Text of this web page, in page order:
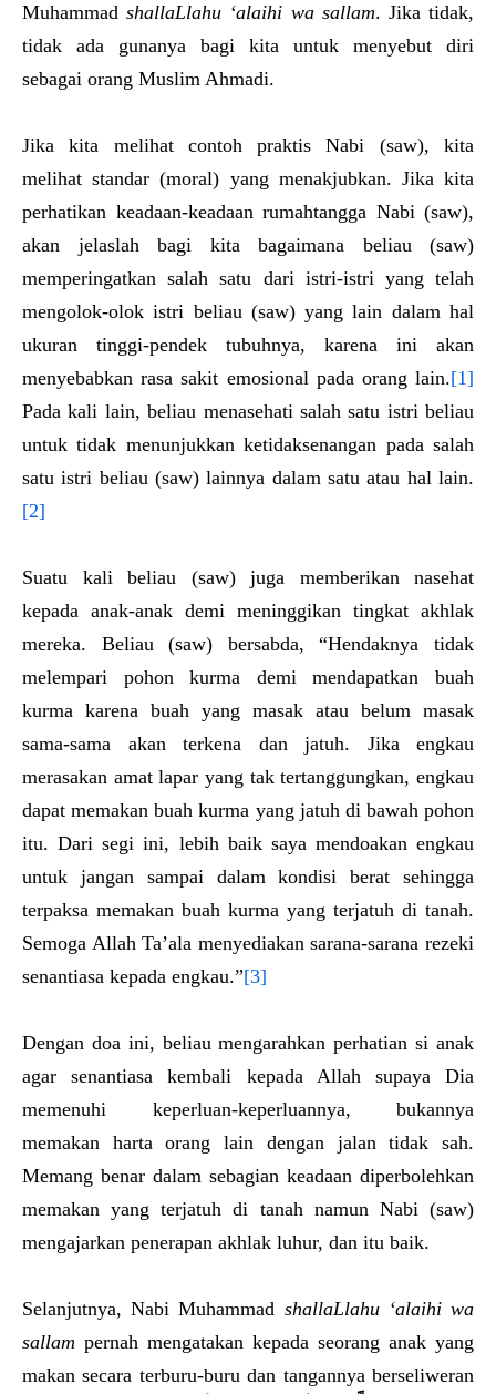
MuhammadshallaLlahu ‘alaihi wa sallam. Jika tidak,
tidak ada gunanya bagi kita untuk menyebut diri
sebagai orang Muslim Ahmadi.
Jika kita melihat contoh praktis Nabi (saw), kita
melihat standar (moral) yang menakjubkan. Jika kita
perhatikan keadaan-keadaan rumahtangga Nabi (saw),
akan jelaslah bagi kita bagaimana beliau (saw)
memperingatkan salah satu dari istri-istri yang telah
mengolok-olok istri beliau (saw) yang lain dalam hal
ukuran tinggi-pendek tubuhnya, karena ini akan
menyebabkan rasa sakit emosional pada orang lain.[1]
Pada kali lain, beliau menasehati salah satu istri beliau
untuk tidak menunjukkan ketidaksenangan pada salah
satu istri beliau (saw) lainnya dalam satu atau hal lain.
[2]
Suatu kali beliau (saw) juga memberikan nasehat
kepada anak-anak demi meninggikan tingkat akhlak
mereka. Beliau (saw) bersabda, “Hendaknya tidak
melempari pohon kurma demi mendapatkan buah
kurma karena buah yang masak atau belum masak
sama-sama akan terkena dan jatuh. Jika engkau
merasakan amat lapar yang tak tertanggungkan, engkau
dapat memakan buah kurma yang jatuh di bawah pohon
itu. Dari segi ini, lebih baik saya mendoakan engkau
untuk jangan sampai dalam kondisi berat sehingga
terpaksa memakan buah kurma yang terjatuh di tanah.
Semoga Allah Ta’ala menyediakan sarana-sarana rezeki
senantiasa kepada engkau.”[3]
Dengan doa ini, beliau mengarahkan perhatian si anak
agar senantiasa kembali kepada Allah supaya Dia
memenuhi keperluan-keperluannya, bukannya
memakan harta orang lain dengan jalan tidak sah.
Memang benar dalam sebagian keadaan diperbolehkan
memakan yang terjatuh di tanah namun Nabi (saw)
mengajarkan penerapan akhlak luhur, dan itu baik.
Selanjutnya, Nabi Muhammad shallaLlahu ‘alaihi wa
sallam pernah mengatakan kepada seorang anak yang
makan secara terburu-buru dan tangannya berseliweran